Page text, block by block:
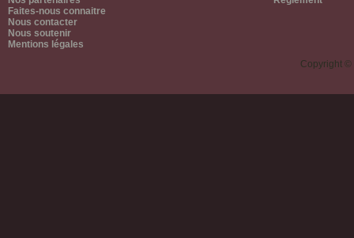
Faites-nous connaitre
Nous contacter
Nous soutenir
Mentions légales
Copyright ©